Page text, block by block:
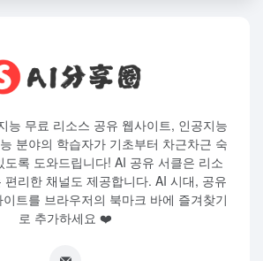
능 무료 리소스 공유 웹사이트, 인공지능
분야의 학습자가 기초부터 차근차근 숙
도록 도와드립니다! AI 공유 서클은 리소
편리한 채널도 제공합니다. AI 시대, 공유
트를 브라우저의 북마크 바에 즐겨찾기
로 추가하세요 ❤️